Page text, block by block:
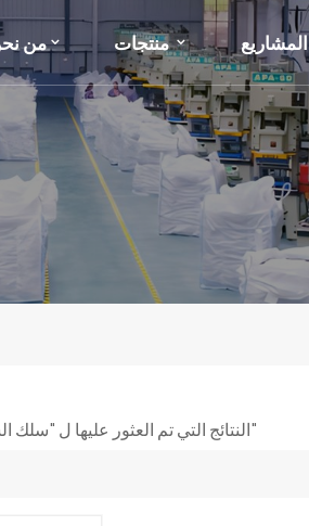
من منتجات المشاريع
1 النتائج التي تم العثور عليها ل "سلك الشاش منظم برج التعبئة التعبئة"